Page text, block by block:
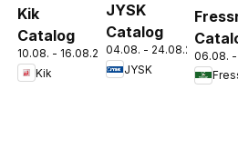
Kik
Catalog
10.08. - 16.08.2026
Kik
JYSK
Catalog
04.08. - 24.08.2026
JYSK
06.08. -